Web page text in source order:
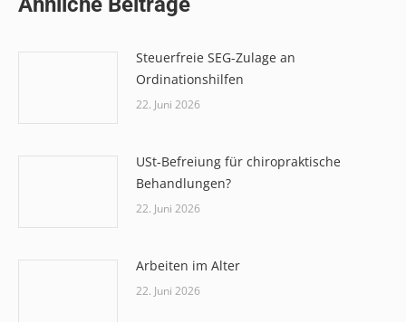
Steuerfreie SEG-Zulage an
Ordinationshilfen
22. Juni 2026
USt-Befreiung für chiropraktische
Behandlungen?
22. Juni 2026
Arbeiten im Alter
22. Juni 2026